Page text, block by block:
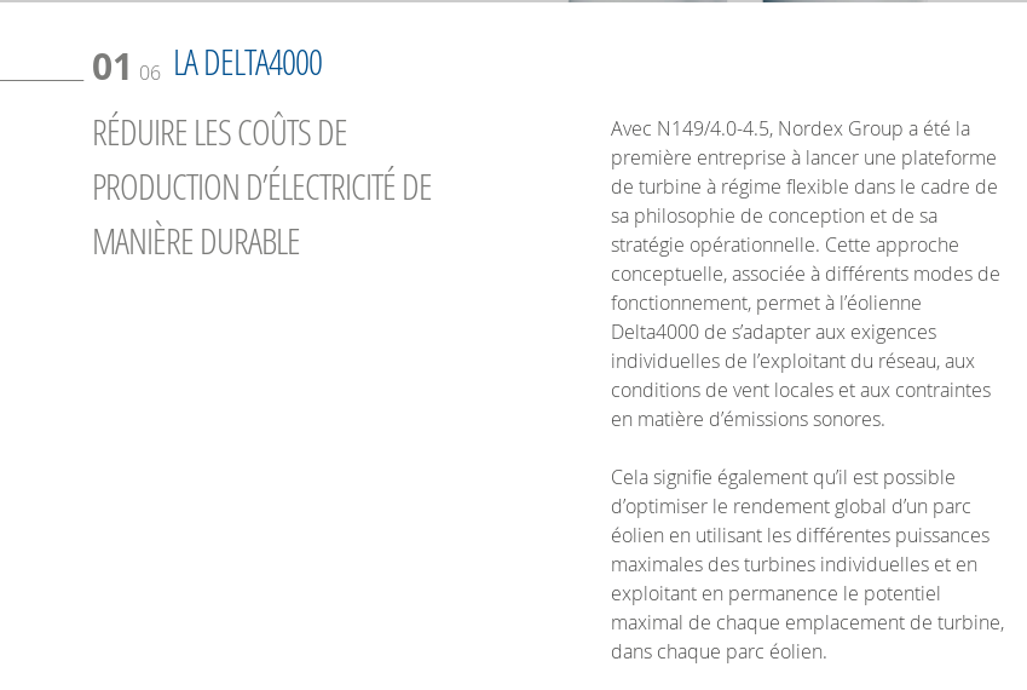
01 06 LA DELTA4000
RÉDUIRE LES COÛTS DE
PRODUCTION D’ÉLECTRICITÉ DE
MANIÈRE DURABLE
Avec N149/4.0-4.5, Nordex Group a été la
première entreprise à lancer une plateforme
de turbine à régime flexible dans le cadre de
sa philosophie de conception et de sa
stratégie opérationnelle. Cette approche
conceptuelle, associée à différents modes de
fonctionnement, permet à l’éolienne
Delta4000 de s’adapter aux exigences
individuelles de l’exploitant du réseau, aux
conditions de vent locales et aux contraintes
en matière d’émissions sonores.
Cela signifie également qu’il est possible
d’optimiser le rendement global d’un parc
éolien en utilisant les différentes puissances
maximales des turbines individuelles et en
exploitant en permanence le potentiel
maximal de chaque emplacement de turbine,
dans chaque parc éolien.